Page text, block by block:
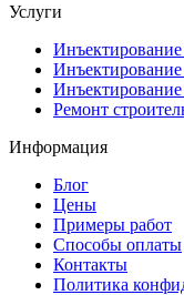
Услуги
Инъектирование
Ремонт
Информация
Блог
Цены
Примеры работ
Способы оплаты
Контакты
Политика